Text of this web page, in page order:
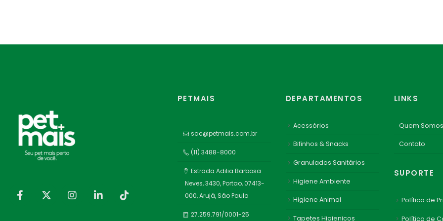
PETMAIS
sac@petmais.com.br
(11) 3488-8000
Estrada Adilia Barbosa
Neves, 3430, Portao, 07413-
000, Arujá, São Paulo
27.259.791/0001-25
DEPARTAMENTOS
Acessórios
Bifinhos & Snacks
Granulados Sanitários
Higiene Ambiente
Higiene Animal
Tapetes Higienicos
LINKS
Quem Somos
Contato
SUPORTE
Política de
Política de